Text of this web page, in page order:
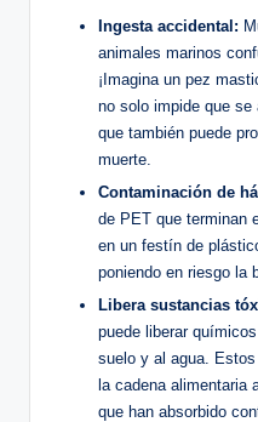
Ingesta accidental:
animales ⁢marinos‌
¡Imagina ⁣un ⁤pez
no solo impide⁣ que se
que⁢ también ⁤puede
muerte.
Contaminación de
de⁣ PET que terminan
en un‍ festín ‍de⁢
poniendo en‍ riesgo la
Libera ‌sustancias
puede liberar
suelo y al agua.⁤
la cadena alimentaria
que han ⁤absorbido